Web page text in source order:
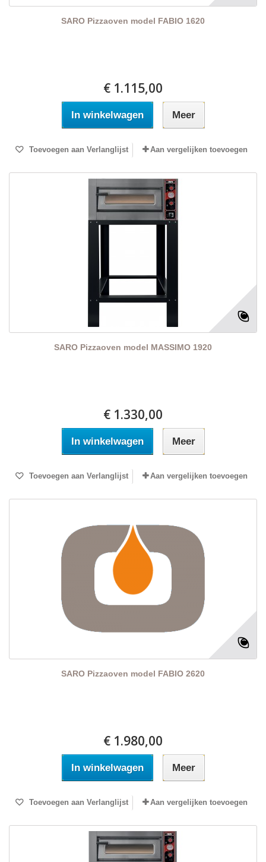
SARO Pizzaoven model FABIO 1620
€ 1.115,00
In winkelwagen Meer
Toevoegen aan Verlanglijst Aan vergelijken toevoegen
SARO Pizzaoven model MASSIMO 1920
€ 1.330,00
In winkelwagen Meer
Toevoegen aan Verlanglijst Aan vergelijken toevoegen
SARO Pizzaoven model FABIO 2620
€ 1.980,00
In winkelwagen Meer
Toevoegen aan Verlanglijst Aan vergelijken toevoegen